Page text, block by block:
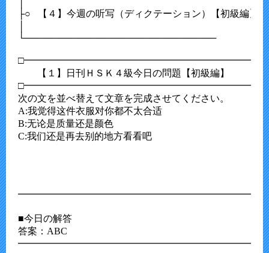
├○   【４】今週の听写（ディクテーション）【初級編】
└─────────────────────────────
【１】日刊ＨＳＫ４級今日の問題【初級編】
次の文を並べ替えて文章を完成させてください。
A:我觉得这件衣服对你都不太合适
B:无论是质量还是颜色
C:我们还是再去别的地方看看吧
■今日の解答
答案：ABC